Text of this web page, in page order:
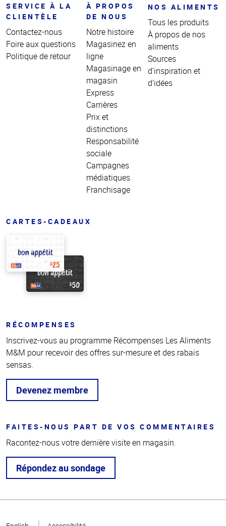
SERVICE À LA
CLIENTÈLE
Contactez-nous
Foire aux questions
Politique de retour
À PROPOS
DE NOUS
Notre histoire
Magasinez en
ligne
Magasinage en
magasin
Express
Carrières
Prix et
distinctions
Responsabilité
sociale
Campagnes
médiatiques
Franchisage
NOS ALIMENTS
Tous les produits
À propos de nos
aliments
Sources
d'inspiration et
d'idées
CARTES-CADEAUX
RÉCOMPENSES
Inscrivez-vous au programme Récompenses Les Aliments
M&M pour recevoir des offres sur-mesure et des rabais
sensas.
Devenez membre
FAITES-NOUS PART DE VOS COMMENTAIRES
Racontez-nous votre dernière visite en magasin.
Répondez au sondage